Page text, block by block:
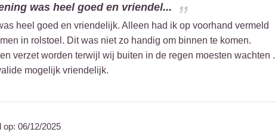
was heel goed en vriendel...
heel goed en vriendelijk. Alleen had ik op voorhand vermeld
in rolstoel. Dit was niet zo handig om binnen te komen.
verzet worden terwijl wij buiten in de regen moesten wachten .
mogelijk vriendelijk.
op: 06/12/2025